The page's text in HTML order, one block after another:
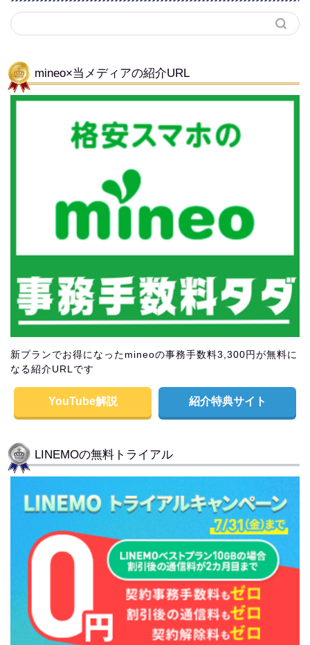
mineo×当メディアの紹介URL
新プランでお得になったmineoの事務手数料3,300円が無料に
なる紹介URLです
YouTube解説 紹介特典サイト
LINEMOの無料トライアル